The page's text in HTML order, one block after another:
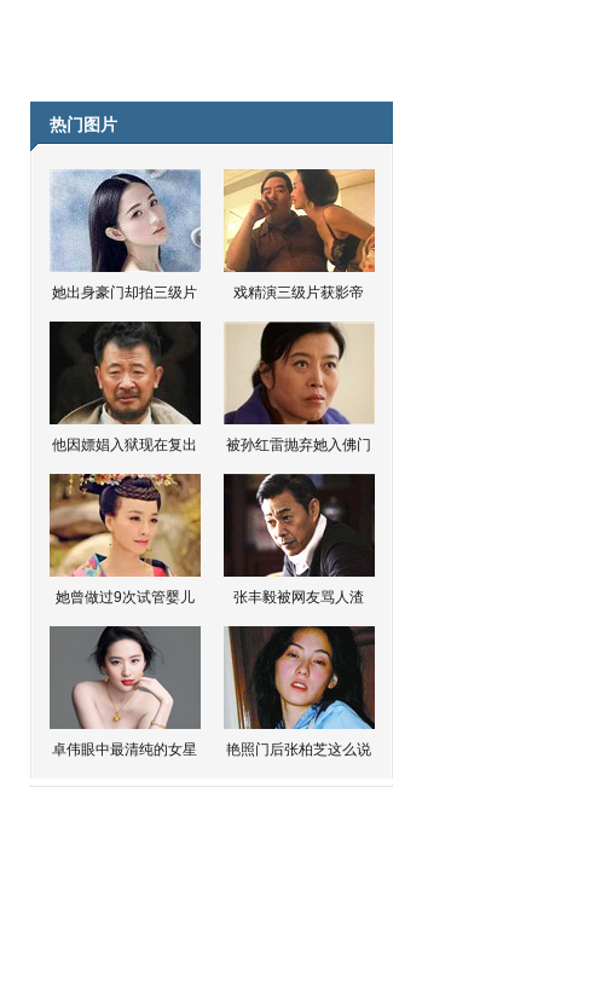
热门图片
她出身豪门却拍三级片 戏精演三级片获影帝
他因嫖娼入狱现在复出 被孙红雷抛弃她入佛门
她曾做过9次试管婴儿 张丰毅被网友骂人渣
卓伟眼中最清纯的女星 艳照门后张柏芝这么说